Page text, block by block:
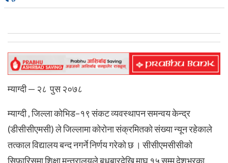
म्याग्दी — २८ पुस २०७८
म्याग्दी , जिल्ला कोभिड–१९ संकट व्यवस्थापन समन्वय केन्द्र
(डीसीसीएमसी) ले जिल्लामा कोरोना संक्रमितको संख्या न्यून रहेकाले
तत्काल विद्यालय बन्द नगर्ने निर्णय गरेको छ ।सीसीएमसीसीको
सिफारिसमा शिक्षा मन्त्रालयले बुधबारदेखि माघ १५ सम्म देशभरका